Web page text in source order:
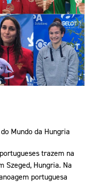
Educação
Portugal
Olímpica
Portugal
Mundo da Hungria
trazem na
Szeged, Hungria. Na
portuguesa